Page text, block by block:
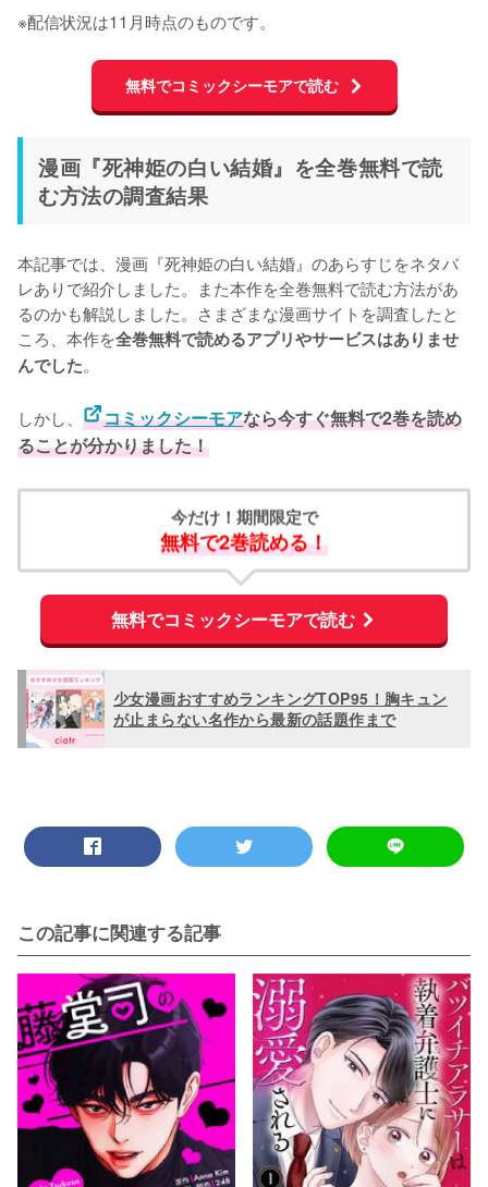
※配信状況は11月時点のものです。
無料でコミックシーモアで読む
漫画『死神姫の白い結婚』を全巻無料で読
む方法の調査結果
本記事では、漫画『死神姫の白い結婚』のあらすじをネタバ
レありで紹介しました。また本作を全巻無料で読む方法があ
るのかも解説しました。さまざまな漫画サイトを調査したと
ころ、本作を全巻無料で読めるアプリやサービスはありませ
んでした。
しかし、 コミックシーモアなら今すぐ無料で2巻を読め
ることが分かりました！
今だけ！期間限定で
無料で2巻読める！
無料でコミックシーモアで読む
少女漫画おすすめランキングTOP95！胸キュン
が止まらない名作から最新の話題作まで
この記事に関連する記事